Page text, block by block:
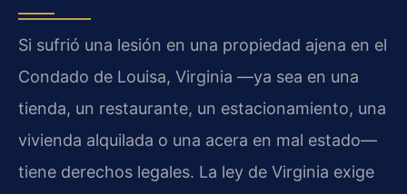
Si sufrió una lesión en una propiedad ajena en el
Condado de Louisa, Virginia —ya sea en una
tienda, un restaurante, un estacionamiento, una
vivienda alquilada o una acera en mal estado—
tiene derechos legales. La ley de Virginia exige